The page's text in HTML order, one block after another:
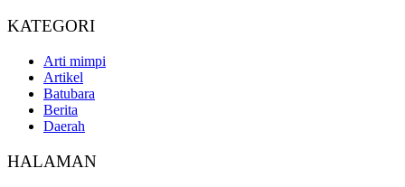
KATEGORI
Arti mimpi
Artikel
Batubara
Berita
Daerah
HALAMAN